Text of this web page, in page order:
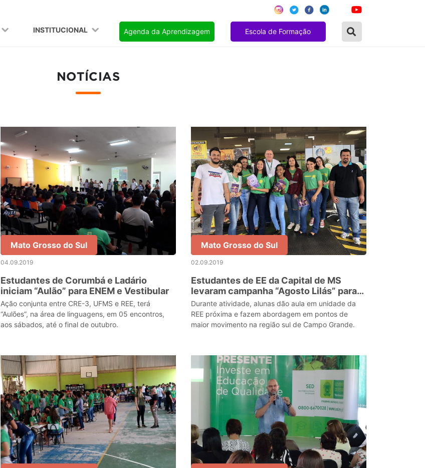
INSTITUCIONAL Agenda da Aprendizagem Escola de Formação
NOTÍCIAS
Mato Grosso do Sul
04.09.2019
Estudantes de Corumbá e Ladário
iniciam “Aulão” para ENEM e Vestibular
Ação conjunta entre CRE-3, UFMS e REE, terá
“Aulões”, na área de linguagens, em 05 encontros,
aos sábados, até o final de outubro.
Mato Grosso do Sul
02.09.2019
Estudantes de EE da Capital de MS
levaram campanha “Agosto Lilás” para
as ruas
Durante atividade, alunas dão aula em unidade da
REE próxima e fazem abordagem em pontos de
maior movimento na região sul de Campo Grande.